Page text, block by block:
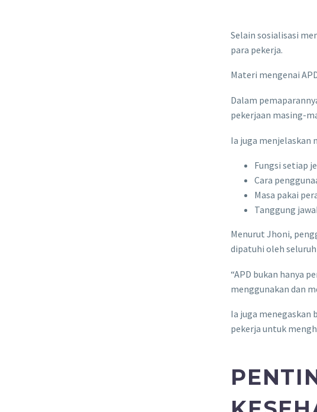
Selain sosialisasi
para pekerja.
Materi mengenai
Dalam
pekerjaan masing-
Ia juga menjelaskan
Fungsi setiap
Cara
Masa pakai
Tanggung
Menurut Jhoni,
dipatuhi oleh
“APD bukan hanya
menggunakan dan
Ia juga menegaskan
pekerja untuk